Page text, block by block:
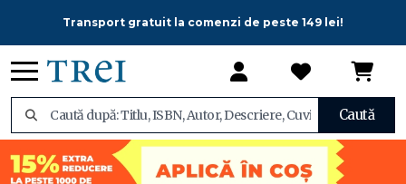
Transport gratuit la comenzi de peste 149 lei!
Caută